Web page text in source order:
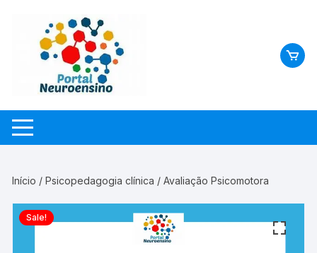
Início /Psicopedagogia clínica / Avaliação Psicomotora
Sale!